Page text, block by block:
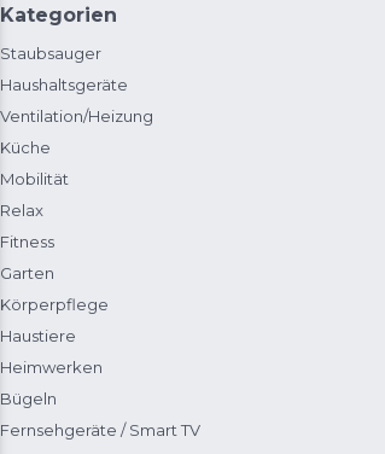
Kategorien
Staubsauger
Haushaltsgeräte
Ventilation/Heizung
Küche
Mobilität
Relax
Fitness
Garten
Körperpflege
Haustiere
Heimwerken
Bügeln
Fernsehgeräte / Smart TV